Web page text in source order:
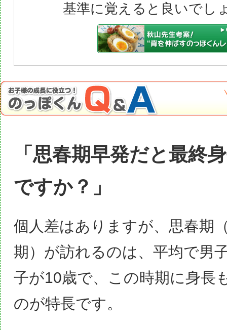
基準に覚えると良いでし
「思春期早発だと最終
ですか？」
個人差はありますが、思春期
期）が訪れるのは、 平均で男
子が10歳で、この時期に身長
のが特長です。